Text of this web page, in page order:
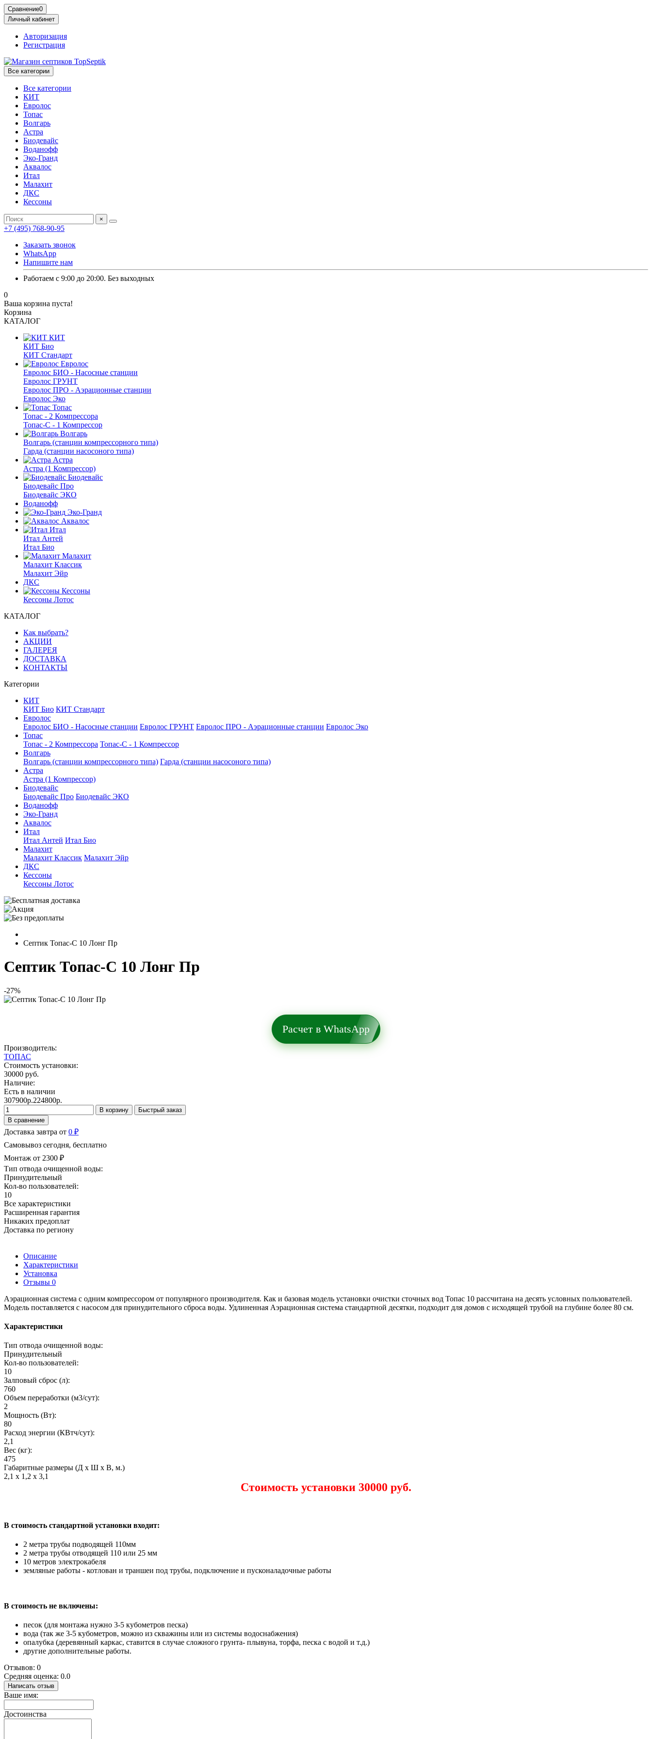
Сравнение0
Личный кабинет
Авторизация
Регистрация
Все категории
Все категории
КИТ
Евролос
Топас
Волгарь
Астра
Биодевайс
Воданофф
Эко-Гранд
Аквалос
Итал
Малахит
ДКС
Кессоны
×
+7 (495) 768-90-95
Заказать звонок
WhatsApp
Напишите нам
Работаем с 9:00 до 20:00. Без выходных
0
Ваша корзина пуста!
Корзина
КАТАЛОГ
КИТ
КИТ Био
КИТ Стандарт
Евролос
Евролос БИО - Насосные станции
Евролос ГРУНТ
Евролос ПРО - Аэрационные станции
Евролос Эко
Топас
Топас - 2 Компрессора
Топас-С - 1 Компрессор
Волгарь
Волгарь (станции компрессорного типа)
Гарда (станции насосоного типа)
Астра
Астра (1 Компрессор)
Биодевайс
Биодевайс Про
Биодевайс ЭКО
Воданофф
Эко-Гранд
Аквалос
Итал
Итал Антей
Итал Био
Малахит
Малахит Классик
Малахит Эйр
ДКС
Кессоны
Кессоны Лотос
КАТАЛОГ
Как выбрать?
АКЦИИ
ГАЛЕРЕЯ
ДОСТАВКА
КОНТАКТЫ
Категории
КИТ
КИТ Био КИТ Стандарт
Евролос
Евролос БИО - Насосные станции Евролос ГРУНТ Евролос ПРО - Аэрационные станции Евролос Эко
Топас
Топас - 2 Компрессора Топас-С - 1 Компрессор
Волгарь
Волгарь (станции компрессорного типа) Гарда (станции насосоного типа)
Астра
Астра (1 Компрессор)
Биодевайс
Биодевайс Про Биодевайс ЭКО
Воданофф
Эко-Гранд
Аквалос
Итал
Итал Антей Итал Био
Малахит
Малахит Классик Малахит Эйр
ДКС
Кессоны
Кессоны Лотос
Септик Топас-С 10 Лонг Пр
Септик Топас-С 10 Лонг Пр
-27%
Расчет в WhatsApp
Производитель:
ТОПАС
Стоимость установки:
30000 руб.
Наличие:
Есть в наличии
307900р.224800р.
В корзину
Быстрый заказ
В сравнение
Доставка завтра от 0 ₽
Самовывоз сегодня, бесплатно
Монтаж от 2300 ₽
Тип отвода очищенной воды:
Принудительный
Кол-во пользователей:
10
Все характеристики
Расширенная гарантия
Никаких предоплат
Доставка по региону
Описание
Характеристики
Установка
Отзывы 0
Аэрационная система с одним компрессором от популярного производителя. Как и базовая модель установки очистки сточных вод Топас 10 рассчитана на десять условных пользователей.
Модель поставляется с насосом для принудительного сброса воды. Удлиненная Аэрационная система стандартной десятки, подходит для домов с исходящей трубой на глубине более 80 см.
Характеристики
Тип отвода очищенной воды:
Принудительный
Кол-во пользователей:
10
Залповый сброс (л):
760
Объем переработки (м3/сут):
2
Мощность (Вт):
80
Расход энергии (КВтч/сут):
2,1
Вес (кг):
475
Габаритные размеры (Д х Ш х В, м.)
2,1 x 1,2 x 3,1
Стоимость установки 30000 руб.
В стоимость стандартной установки входит:
2 метра трубы подводящей 110мм
2 метра трубы отводящей 110 или 25 мм
10 метров электрокабеля
земляные работы - котлован и траншеи под трубы, подключение и пусконаладочные работы
В стоимость не включены:
песок (для монтажа нужно 3-5 кубометров песка)
вода (так же 3-5 кубометров, можно из скважины или из системы водоснабжения)
опалубка (деревянный каркас, ставится в случае сложного грунта- плывуна, торфа, песка с водой и т.д.)
другие дополнительные работы.
Отзывов: 0
Средняя оценка: 0.0
Написать отзыв
Ваше имя:
Достоинства